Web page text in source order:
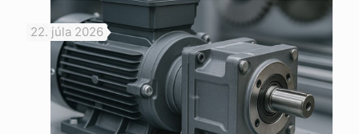
22. júla 2026